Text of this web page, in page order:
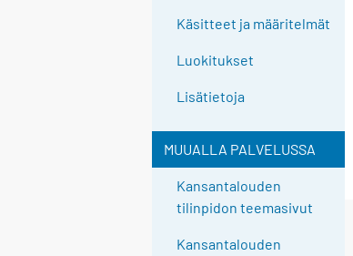
Käsitteet ja määritelmät
Luokitukset
Lisätietoja
MUUALLA PALVELUSSA
Kansantalouden
tilinpidon teemasivut
Kansantalouden